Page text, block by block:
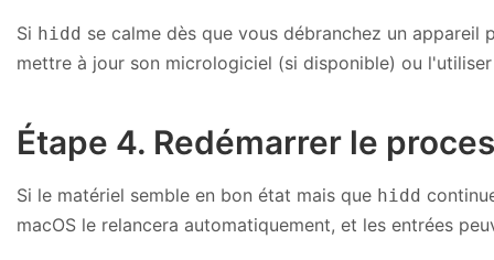
Si hidd se calme dès que vous débranchez un
mettre à jour son micrologiciel (si disponible) ou
Étape 4. Redémarrer le
Si le matériel semble en bon état mais que hidd
macOS le relancera automatiquement, et les entrées